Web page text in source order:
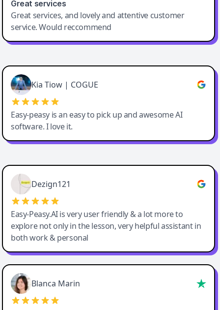
Great services
Great services, and lovely and attentive customer
service. Would reccommend
Cody Crabb
Great service, Best AI tool
Kia Tiow | COGUE
Easy-peasy is an easy to pick up and awesome AI
software. I love it.
Easy-Peasy AI
Dezign121
Easy-Peasy.AI is very user friendly & a lot more to
explore not only in the lesson, very helpful assistant in
both work & personal
Blanca Marin